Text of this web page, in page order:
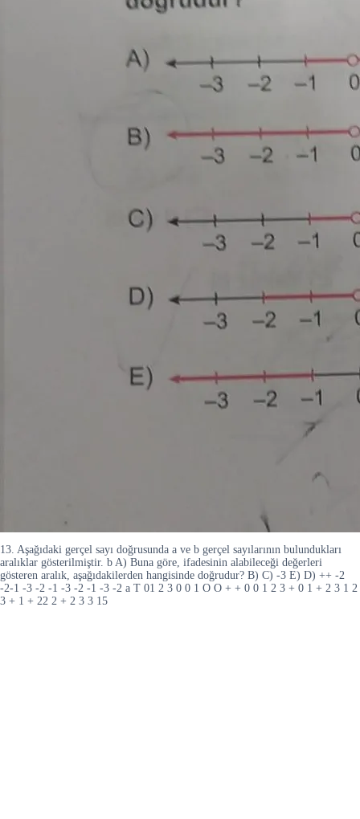
13. Aşağıdaki gerçel sayı doğrusunda a ve b gerçel sayılarının bulundukları
aralıklar gösterilmiştir. b A) Buna göre, ifadesinin alabileceği değerleri
gösteren aralık, aşağıdakilerden hangisinde doğrudur? B) C) -3 E) D) ++ -2
-2-1 -3 -2 -1 -3 -2 -1 -3 -2 a T 01 2 3 0 0 1 O O + + 0 0 1 2 3 + 0 1 + 2 3 1 2
3 + 1 + 22 2 + 2 3 3 15